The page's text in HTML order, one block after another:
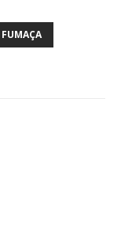
FUMAÇA